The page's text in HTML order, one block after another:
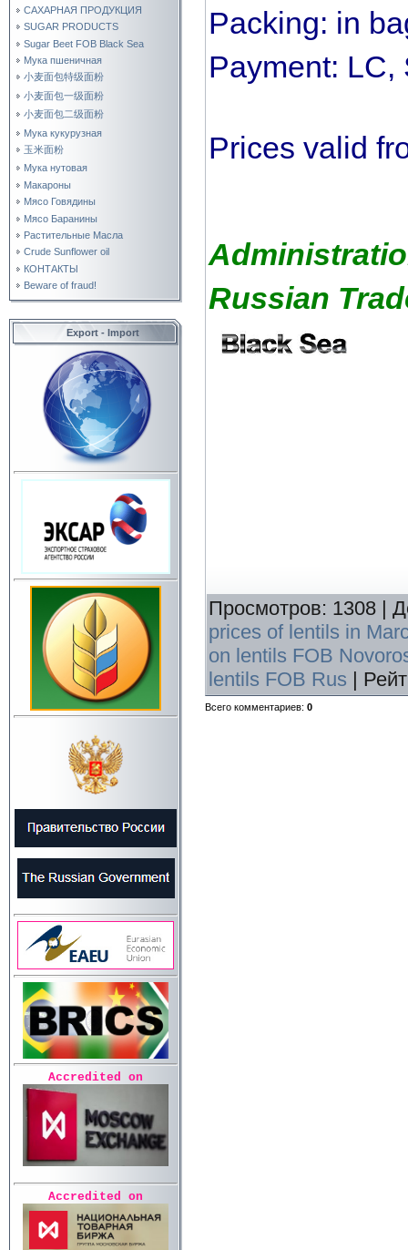
САХАРНАЯ ПРОДУКЦИЯ
SUGAR PRODUCTS
Sugar Beet FOB Black Sea
Мука пшеничная
小麦面包特级面粉
小麦面包一级面粉
小麦面包二级面粉
Мука кукурузная
玉米面粉
Мука нутовая
Макароны
Мясо Говядины
Мясо Баранины
Растительные Масла
Crude Sunflower oil
КОНТАКТЫ
Beware of fraud!
Export - Import
Accredited on
Accredited on
Packing: in
Payment: LC,
Prices valid
Russian
Просмотров: 1308 |
prices of lentils in
on lentils FOB
lentils FOB Rus |
Всего комментариев: 0